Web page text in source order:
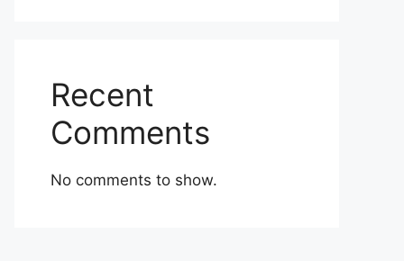
Recent
Comments
No comments to show.